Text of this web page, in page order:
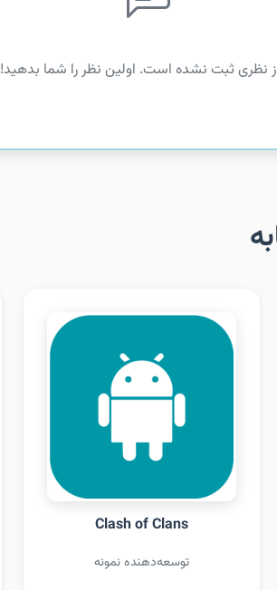
نظری ثبت نشده است. اولین نظر را شما بدهید!
Clash of Clans
توسعه‌دهنده نمونه